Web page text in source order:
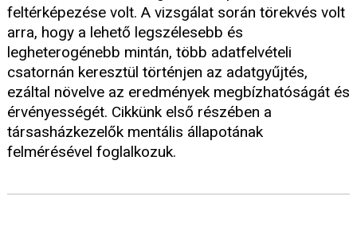
feltérképezése volt. A vizsgálat során törekvés volt
arra, hogy a lehető legszélesebb és
legheterogénebb mintán, több adatfelvételi
csatornán keresztül történjen az adatgyűjtés,
ezáltal növelve az eredmények megbízhatóságát és
érvényességét. Cikkünk első részében a
társasházkezelők mentális állapotának
felmérésével foglalkozuk.